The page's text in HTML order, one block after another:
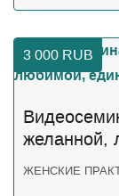
3 000 RUB
желанной,
ЖЕНСКИЕ